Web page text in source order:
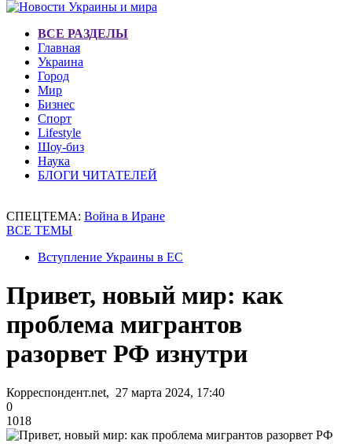
ВСЕ РАЗДЕЛЫ
Главная
Украина
Город
Мир
Бизнес
Спорт
Lifestyle
Шоу-биз
Наука
БЛОГИ ЧИТАТЕЛЕЙ
СПЕЦТЕМА: Война в Иране
ВСЕ ТЕМЫ
Вступление Украины в ЕС
Привет, новый мир: как
проблема мигрантов
разорвет РФ изнутри
Корреспондент.net, 27 марта 2024, 17:40
0
1018